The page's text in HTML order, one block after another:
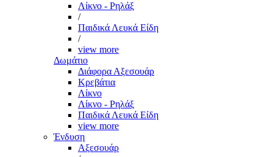
Λίκνο - Ρηλάξ
/
Παιδικά Λευκά Είδη
/
view more
Δωμάτιο
Διάφορα Αξεσουάρ
Κρεβάτια
Λίκνο
Λίκνο - Ρηλάξ
Παιδικά Λευκά Είδη
view more
Ένδυση
Αξεσουάρ